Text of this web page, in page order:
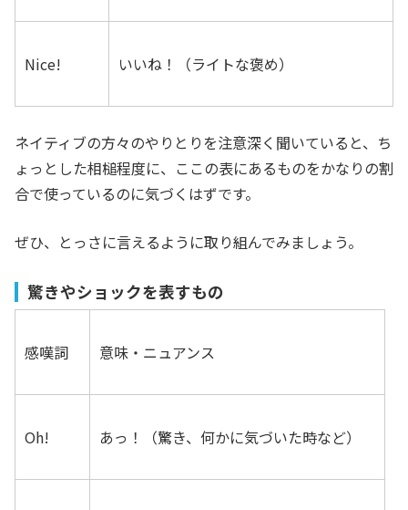
Nice! いいね！（ライトな褒め）
ネイティブの方々のやりとりを注意深く聞いていると、ち
ょっとした相槌程度に、ここの表にあるものをかなりの割
合で使っているのに気づくはずです。
ぜひ、とっさに言えるように取り組んでみましょう。
驚きやショックを表すもの
感嘆詞 意味・ニュアンス
Oh! あっ！（驚き、何かに気づいた時など）